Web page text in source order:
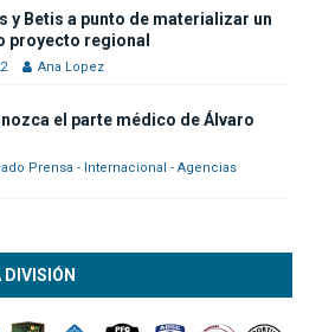
y Betis a punto de materializar un
proyecto regional
Ana Lopez
el parte médico de Álvaro
Prensa - Internacional - Agencias
DIVISIÓN